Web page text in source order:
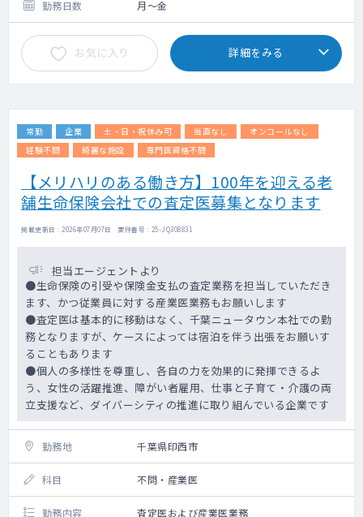
■チームメンバー
メンバーの一部をご紹介します。
・臨床医を15年以上経験した後、製薬企業の
メディカル部門でRWD活用を進めた
BizDev/PM
・臨床経験豊富な救急専門医・内科専門医・
がん診療専門医（兼業、専業含む）が複数名
・複数のCROで臨床開発や製造販売後、
経験者
・アカデミアやCROでの臨床研究の豊富なプ
・コンサルティングファームを経て医療デー
勤務日数 月～金
お気に入り 詳細をみる
常勤 企業 土・日・祝休み可 当直なし
オンコールなし
経験不問
綺麗な施設 専門医資格不問
【メリハリのある働き方】100年を迎える老
舗生命保険会社での査定医募集となります
掲載更新日 : 2026年07月07日 案件番号 : 25-JQ308831
担当エージェントより
●生命保険の引受や保険金支払の査定業務を担当していただき
ます、かつ従業員に対する産業医業務もお願いします
●査定医は基本的に移動はなく、千葉ニュータウン本社での勤
務となりますが、ケースによっては宿泊を伴う出張をお願いす
ることもあります
●個人の多様性を尊重し、各自の力を効果的に発揮できるよ
う、女性の活躍推進、障がい者雇用、仕事と子育て・介護の両
立支援など、ダイバーシティの推進に取り組んでいる企業です
勤務地 千葉県印西市
科目 不問・産業医
勤務内容 査定医および産業医業務